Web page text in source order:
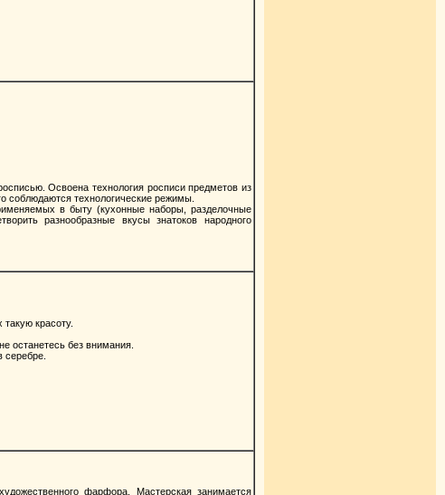
Освоена технология росписи предметов из
соблюдаются технологические режимы.
в быту (кухонные наборы, разделочные
разнообразные вкусы знатоков народного
красоту.
останетесь без внимания.
серебре.
фарфора. Мастерская занимается